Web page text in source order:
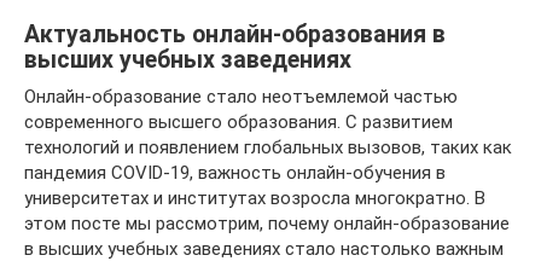
Актуальность онлайн-образования в
высших учебных заведениях
Онлайн-образование стало неотъемлемой частью
современного высшего образования. С развитием
технологий и появлением глобальных вызовов, таких как
пандемия COVID-19, важность онлайн-обучения в
университетах и институтах возросла многократно. В
этом посте мы рассмотрим, почему онлайн-образование
в высших учебных заведениях стало настолько важным